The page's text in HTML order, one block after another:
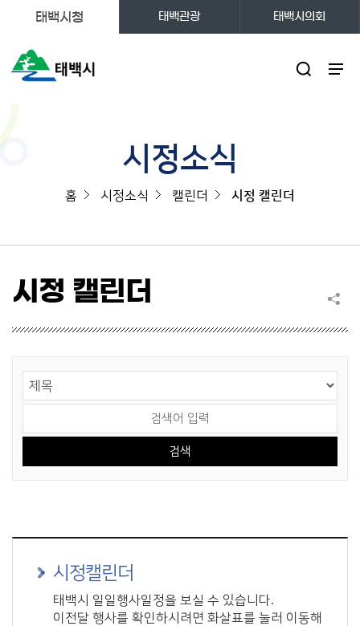
태백시청 태백관광 태백시의회
시정소식
홈 시정소식 캘린더 시정 캘린더
시정 캘린더
시정캘린더
태백시 일일행사일정을 보실 수 있습니다.
이전달 행사를 확인하시려면 화살표를 눌러 이동해